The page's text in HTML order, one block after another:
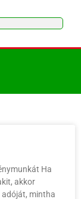
Ha
akkor
adóját, mintha